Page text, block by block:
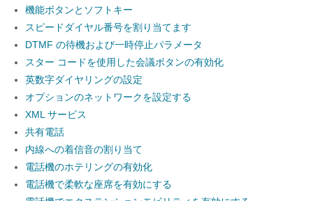
機能ボタンとソフトキー
スピードダイヤル番号を割り当てます
DTMF の待機および一時停止パラメータ
スター コードを使用した会議ボタンの有効化
英数字ダイヤリングの設定
オプションのネットワークを設定する
XML サービス
共有電話
内線への着信音の割り当て
電話機のホテリングの有効化
電話機で柔軟な座席を有効にする